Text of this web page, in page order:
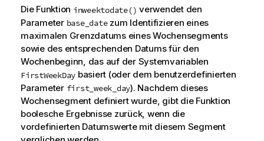
i
n
w
e
i
Die Funktion inweektodate() verwendet den
Parameter base_datezum Identifizieren eines
maximalen Grenzdatums eines Wochensegments
sowie des entsprechenden Datums für den
Wochenbeginn, das auf der Systemvariablen
FirstWeekDay basiert (oder dem benutzerdefinierten
Parameter first_week_day). Nachdem dieses
Wochensegment definiert wurde, gibt die Funktion
boolesche Ergebnisse zurück, wenn die
vordefinierten Datumswerte mit diesem Segment